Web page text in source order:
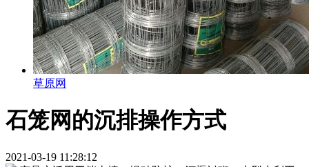
草原网
石笼网的沉排操作方式
2021-03-19 11:28:12